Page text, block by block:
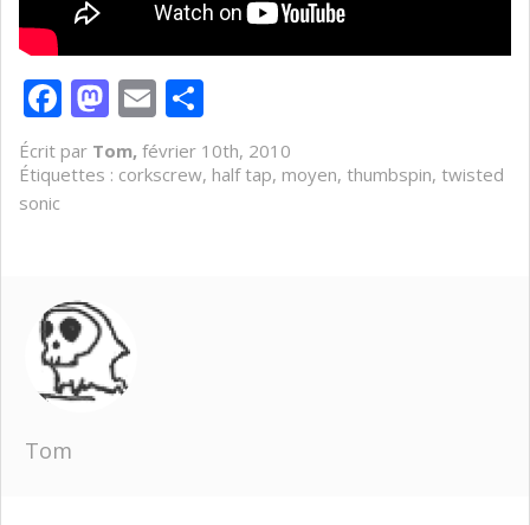
Facebook
Mastodon
Email
Écrit par Tom, février 10th, 2010
Étiquettes : corkscrew, half tap, moyen, thumbspin, twisted
sonic
Tom